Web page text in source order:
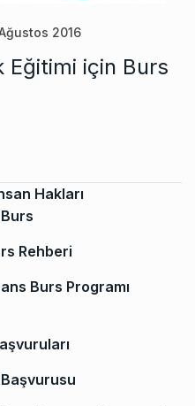
2016
Eğitimi için Burs
Hakları
Rehberi
Burs Programı
Başvurusu